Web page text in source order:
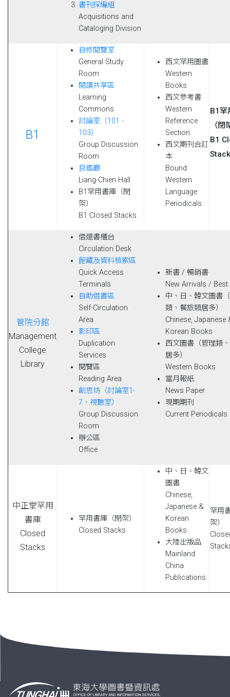
書刊採編組
Acquisitions and
Cataloging Division
B1
自修閱覽室
General Study
Room
閱讀共享區
Learning
Commons
討論室（101 -
103）
Group Discussion
Room
良鑑廳
Liang-Chien Hall
B1罕用書庫（閉
架）
B1 Closed Stacks
西文罕用圖書
Western
Books
西文參考書
Western
Reference
Section
西文期刊合訂
本
Bound
Western
Language
Periodicals
B1罕
（閉
B1
管院分館
Management
College
Library
借還書櫃台
Circulation Desk
館藏及資料檢索區
Quick Access
Terminals
自助借書區
Self-Circulation
Area
影印區
Duplication
Services
閱覽區
Reading Area
創思坊（討論室1-
7、視聽室）
Group Discussion
Room
辦公區
Office
新書 / 暢銷書
New Arrivals / Best
中、日、韓文圖書
類、餐旅類居多）
Chinese, Japanese
Korean Books
西文圖書（管理類
居多）
Western Books
當月報紙
News Paper
現期期刊
Current Periodicals
中正堂罕用
書庫
Closed
Stacks
罕用書庫（閉架）
Closed Stacks
中、日、韓文
圖書
Chinese,
Japanese &
Korean
Books
大陸出版品
Mainland
China
Publications
罕用
架）